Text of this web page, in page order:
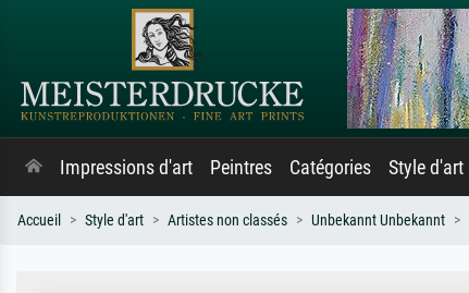
Impressions d'art Peintres Catégories Style d'art
Accueil Style d'art Artistes non classés Unbekannt Unbekannt